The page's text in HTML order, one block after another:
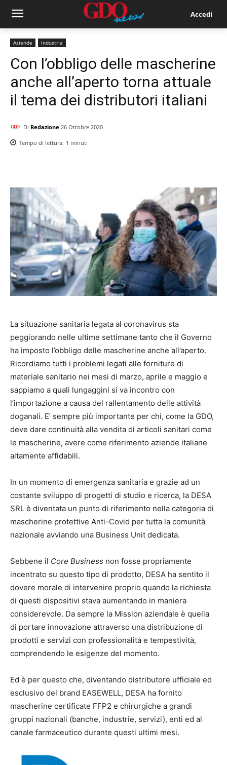
Accedi
Aziende Industria
Con l’obbligo delle mascherine
anche all’aperto torna attuale
il tema dei distributori italiani
Di Redazione 26 Ottobre 2020
Tempo di lettura: 1 minuti
La situazione sanitaria legata al coronavirus sta
peggiorando nelle ultime settimane tanto che il Governo
ha imposto l’obbligo delle mascherine anche all’aperto.
Ricordiamo tutti i problemi legati alle forniture di
materiale sanitario nei mesi di marzo, aprile e maggio e
sappiamo a quali lungaggini si va incontro con
l’importazione a causa del rallentamento delle attività
doganali. E’ sempre più importante per chi, come la GDO,
deve dare continuità alla vendita di articoli sanitari come
le mascherine, avere come riferimento aziende italiane
altamente affidabili.
In un momento di emergenza sanitaria e grazie ad un
costante sviluppo di progetti di studio e ricerca, la DESA
SRL è diventata un punto di riferimento nella categoria di
mascherine protettive Anti-Covid per tutta la comunità
nazionale avviando una Business Unit dedicata.
Sebbene il Core Business non fosse propriamente
incentrato su questo tipo di prodotto, DESA ha sentito il
dovere morale di intervenire proprio quando la richiesta
di questi dispositivi stava aumentando in maniera
considerevole. Da sempre la Mission aziendale è quella
di portare innovazione attraverso una distribuzione di
prodotti e servizi con professionalità e tempestività,
comprendendo le esigenze del momento.
Ed è per questo che, diventando distributore ufficiale ed
esclusivo del brand EASEWELL, DESA ha fornito
mascherine certificate FFP2 e chirurgiche a grandi
gruppi nazionali (banche, industrie, servizi), enti ed al
canale farmaceutico durante questi ultimi mesi.